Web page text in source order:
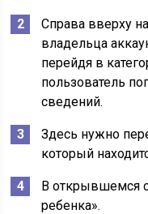
Справа вверху
владельца
перейдя в
пользователь
сведений.
Здесь нужно
который
В открывшемся
ребенка».